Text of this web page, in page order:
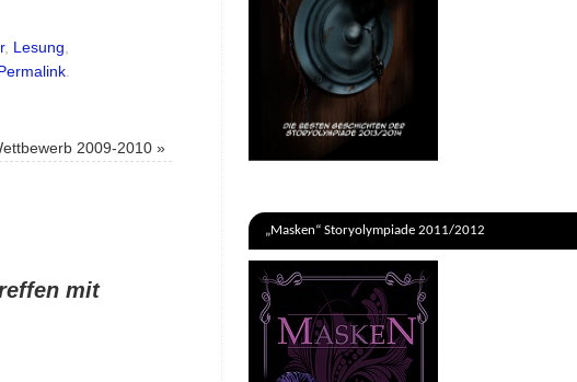
, Lesung,
Permalink.
2009-2010 »
mit
„Masken“ Storyolympiade 2011/2012